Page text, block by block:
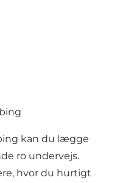
kan du lægge
ro undervejs.
hvor du hurtigt